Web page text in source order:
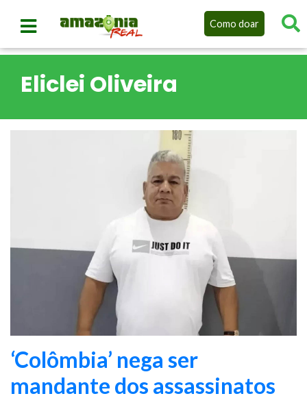
Como doar
Eliclei Oliveira
‘Colômbia’ nega ser
mandante dos assassinatos